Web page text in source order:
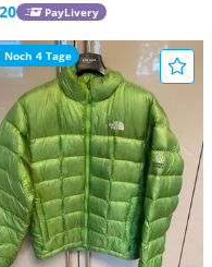
PayLivery
Noch 4 Tage